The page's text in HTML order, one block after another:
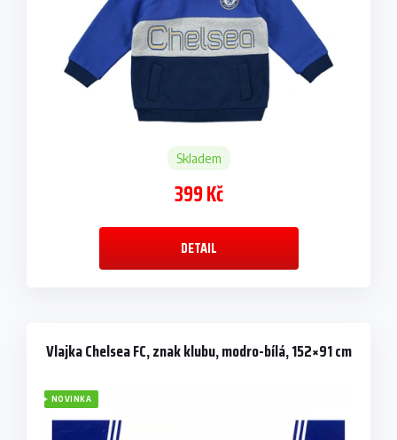
Skladem
399 Kč
DETAIL
Vlajka Chelsea FC, znak klubu, modro-bílá, 152×91 cm
NOVINKA